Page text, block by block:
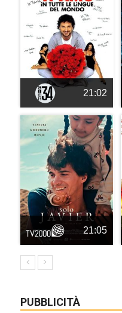
21:02
21:05
PUBBLICITÀ